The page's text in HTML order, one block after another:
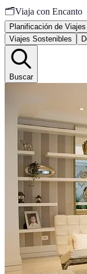
🗂️Viaja con Encanto
Planificación de Viajes
Viajes Sostenibles
Buscar